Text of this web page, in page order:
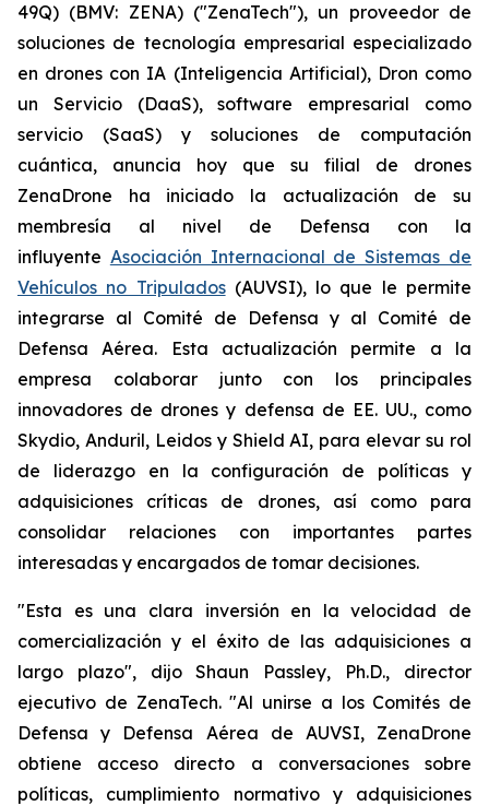
49Q) (BMV: ZENA) ("ZenaTech"), un proveedor de
soluciones de tecnología empresarial especializado
en drones con IA (Inteligencia Artificial), Dron como
un Servicio (DaaS), software empresarial como
servicio (SaaS) y soluciones de computación
cuántica, anuncia hoy que su filial de drones
ZenaDrone ha iniciado la actualización de su
membresía al nivel de Defensa con la
influyente Asociación Internacional de Sistemas de
Vehículos no Tripulados(AUVSI), lo que le permite
integrarse al Comité de Defensa y al Comité de
Defensa Aérea. Esta actualización permite a la
empresa colaborar junto con los principales
innovadores de drones y defensa de EE. UU., como
Skydio, Anduril, Leidos y Shield AI, para elevar su rol
de liderazgo en la configuración de políticas y
adquisiciones críticas de drones, así como para
consolidar relaciones con importantes partes
interesadas y encargados de tomar decisiones.
"Esta es una clara inversión en la velocidad de
comercialización y el éxito de las adquisiciones a
largo plazo", dijo Shaun Passley, Ph.D., director
ejecutivo de ZenaTech. "Al unirse a los Comités de
Defensa y Defensa Aérea de AUVSI, ZenaDrone
obtiene acceso directo a conversaciones sobre
políticas, cumplimiento normativo y adquisiciones